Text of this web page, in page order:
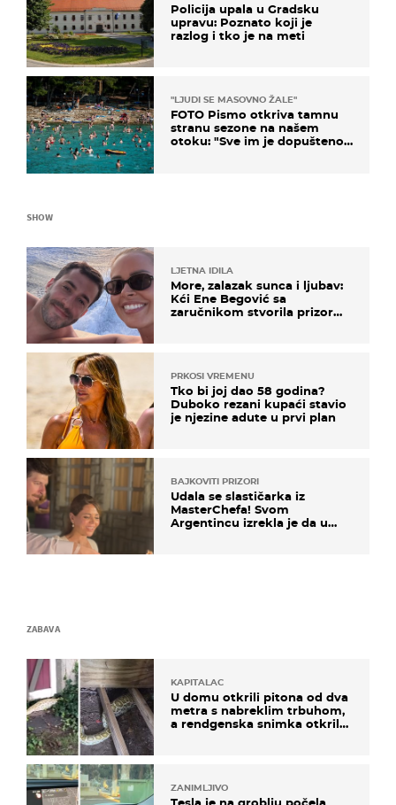
Policija upala u Gradsku
upravu: Poznato koji je
razlog i tko je na meti
"LJUDI SE MASOVNO ŽALE"
FOTO Pismo otkriva tamnu
stranu sezone na našem
otoku: "Sve im je dopušteno!
SHOW
LJETNA IDILA
More, zalazak sunca i ljubav:
Kći Ene Begović sa
zaručnikom stvorila prizor
PRKOSI VREMENU
Tko bi joj dao 58 godina?
Duboko rezani kupaći stavio
je njezine adute u prvi plan
BAJKOVITI PRIZORI
Udala se slastičarka iz
MasterChefa! Svom
Argentincu izrekla je da u
ZABAVA
KAPITALAC
U domu otkrili pitona od dva
metra s nabreklim trbuhom,
a rendgenska snimka otkrila
ZANIMLJIVO